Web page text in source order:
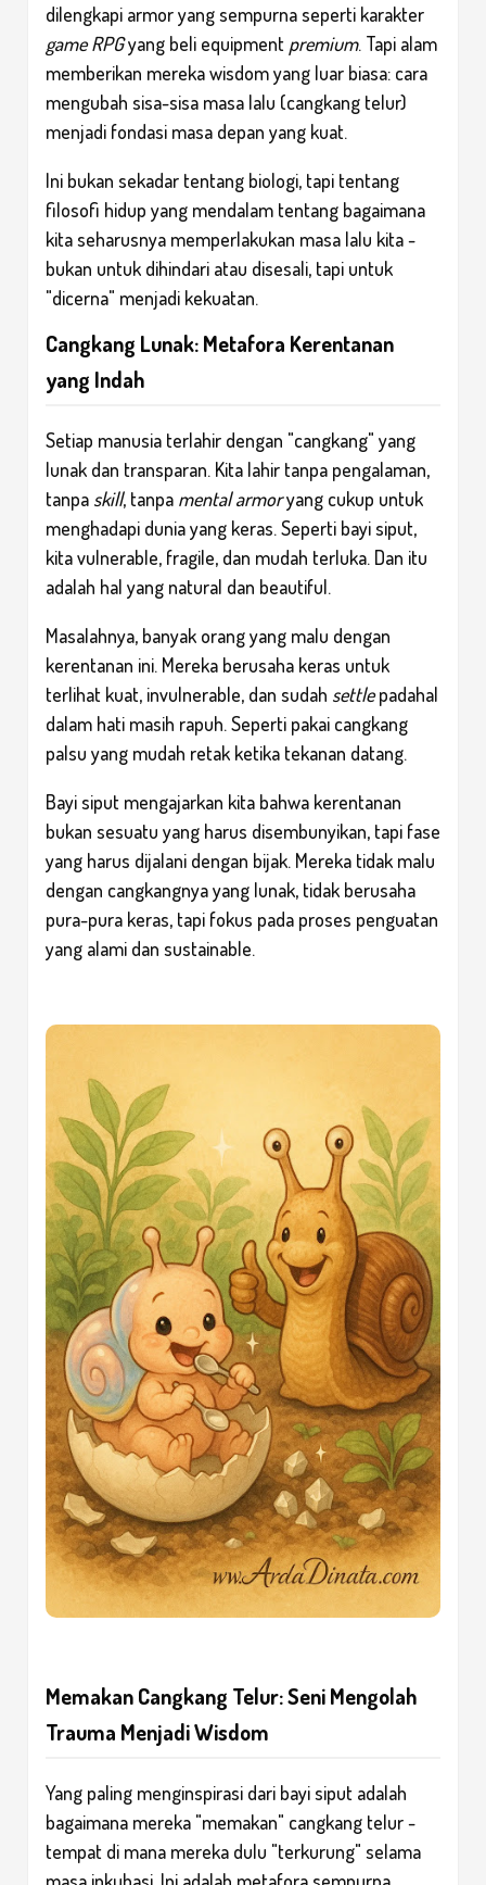
dilengkapi armor yang sempurna seperti karakter
game RPGyang beli equipment premium. Tapi alam
memberikan mereka wisdom yang luar biasa: cara
mengubah sisa-sisa masa lalu (cangkang telur)
menjadi fondasi masa depan yang kuat.
Ini bukan sekadar tentang biologi, tapi tentang
filosofi hidup yang mendalam tentang bagaimana
kita seharusnya memperlakukan masa lalu kita -
bukan untuk dihindari atau disesali, tapi untuk
"dicerna" menjadi kekuatan.
Cangkang Lunak: Metafora Kerentanan
yang Indah
Setiap manusia terlahir dengan "cangkang" yang
lunak dan transparan. Kita lahir tanpa pengalaman,
tanpa skill, tanpa mental armoryang cukup untuk
menghadapi dunia yang keras. Seperti bayi siput,
kita vulnerable, fragile, dan mudah terluka. Dan itu
adalah hal yang natural dan beautiful.
Masalahnya, banyak orang yang malu dengan
kerentanan ini. Mereka berusaha keras untuk
terlihat kuat, invulnerable, dan sudah settlepadahal
dalam hati masih rapuh. Seperti pakai cangkang
palsu yang mudah retak ketika tekanan datang.
Bayi siput mengajarkan kita bahwa kerentanan
bukan sesuatu yang harus disembunyikan, tapi fase
yang harus dijalani dengan bijak. Mereka tidak malu
dengan cangkangnya yang lunak, tidak berusaha
pura-pura keras, tapi fokus pada proses penguatan
yang alami dan sustainable.
Memakan Cangkang Telur: Seni Mengolah
Trauma Menjadi Wisdom
Yang paling menginspirasi dari bayi siput adalah
bagaimana mereka "memakan" cangkang telur -
tempat di mana mereka dulu "terkurung" selama